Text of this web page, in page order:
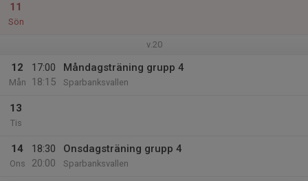
11
Sön
v.20
12
Mån
17:00
18:15
Måndagsträning grupp 4
Sparbanksvallen
13
Tis
14
Ons
18:30
20:00
Onsdagsträning grupp 4
Sparbanksvallen